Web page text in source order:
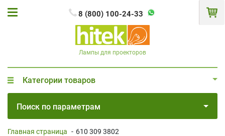
8 (800) 100-24-33
Лампы для проекторов
Категории товаров
Поиск по параметрам
Главная страница - 610 309 3802